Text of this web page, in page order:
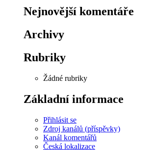
Nejnovější komentáře
Archivy
Rubriky
Žádné rubriky
Základní informace
Přihlásit se
Zdroj kanálů (příspěvky)
Kanál komentářů
Česká lokalizace